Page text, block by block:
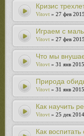
Кризис
Vitovt » 27 фев
Играем с
Vitovt » 27 фев
Что мы
Vitovt » 31 янв
Природа
Vitovt » 31 янв
Как научить
Vitovt » 25 дек
Как воспитать